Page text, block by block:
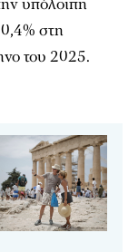
στη
του 2025.